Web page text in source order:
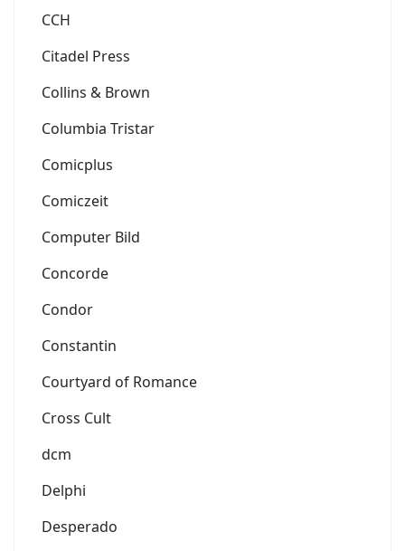
CCH
Citadel Press
Collins & Brown
Columbia Tristar
Comicplus
Comiczeit
Computer Bild
Concorde
Condor
Constantin
Courtyard of Romance
Cross Cult
dcm
Delphi
Desperado